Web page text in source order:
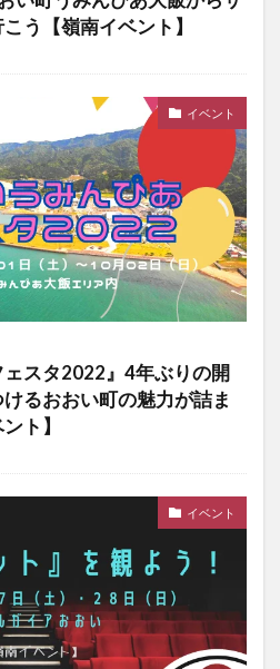
う【嶺南イベント】
イベント
ェスタ2022』4年ぶりの開
るおおい町の魅力が詰ま
ト】
イベント